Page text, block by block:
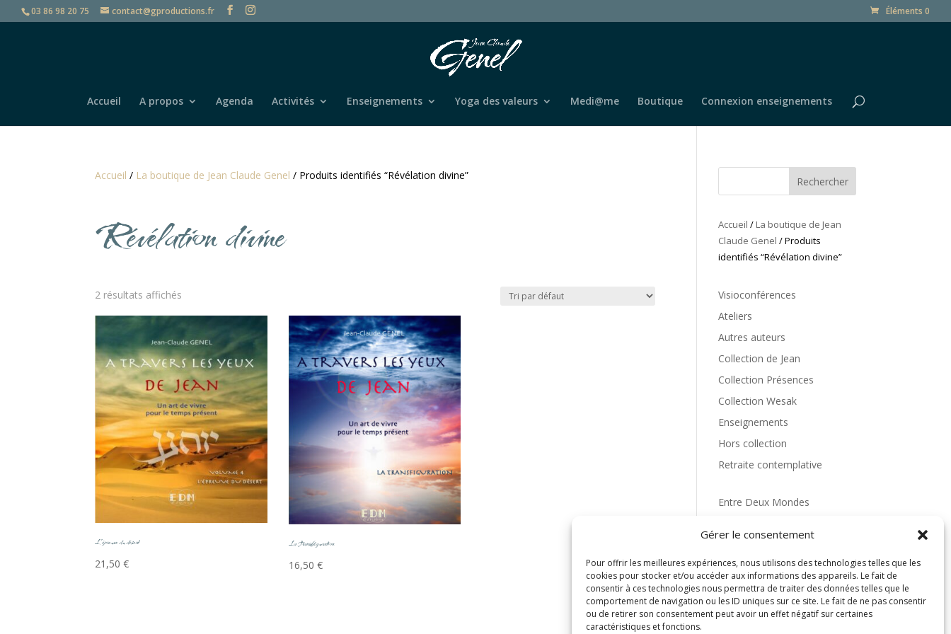
Gérer le consentement
Pour offrir les meilleures expériences, nous utilisons des technologies telles que les
cookies pour stocker et/ou accéder aux informations des appareils. Le fait de
consentir à ces technologies nous permettra de traiter des données telles que le
comportement de navigation ou les ID uniques sur ce site. Le fait de ne pas consentir
ou de retirer son consentement peut avoir un effet négatif sur certaines
caractéristiques et fonctions.
03 86 98 20 75 contact@gproductions.fr Éléments 0
Accueil A propos Agenda Activités Enseignements Yoga des valeurs Medi@me Boutique Connexion enseignements
Accueil / La boutique de Jean Claude Genel / Produits identifiés “Révélation divine”
Révélation divine
2 résultats affichés
L’épreuve du désert
21,50€
La Transfiguration
16,50 €
Rechercher
Accueil / La boutique de Jean
Claude Genel / Produits
identifiés “Révélation divine”
Visioconférences
Ateliers
Autres auteurs
Collection de Jean
Collection Présences
Collection Wesak
Enseignements
Hors collection
Retraite contemplative
Entre Deux Mondes
La vie en questions